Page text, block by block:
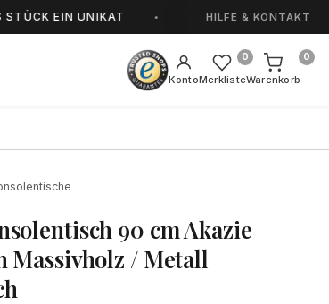
EIN UNIKAT HANDGEFERTIGT IN
HILFE & KONTAKT
KontoMerkliste
0
Warenkorb
0
90 cm Akazie
Massivholz / Metall